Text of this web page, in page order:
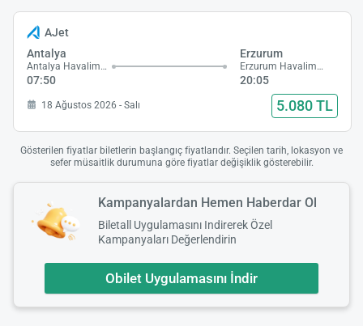
AJet
Antalya
Antalya Havalimanı
07:50
Erzurum
Erzurum Havalimanı
20:05
18 Ağustos 2026 - Salı 5.080 TL
Gösterilen fiyatlar biletlerin başlangıç fiyatlarıdır. Seçilen tarih, lokasyon ve
sefer müsaitlik durumuna göre fiyatlar değişiklik gösterebilir.
Kampanyalardan Hemen Haberdar Ol
Biletall Uygulamasını Indirerek Özel
Kampanyaları Değerlendirin
Obilet Uygulamasını İndir